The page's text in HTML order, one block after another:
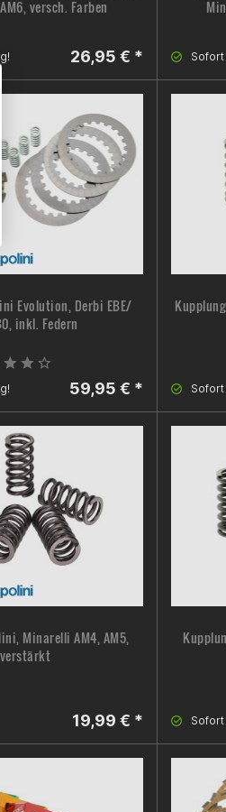
versch. Farben
26,95 € *
Evolution, Derbi EBE/
inkl. Federn
59,95 € *
Minarelli AM4, AM5,
19,99 € *